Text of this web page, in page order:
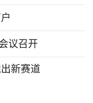
议召开
新赛道